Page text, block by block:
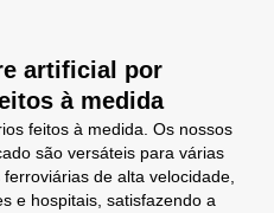
artificial por
à medida
feitos à medida. Os nossos
são versáteis para várias
de alta velocidade,
e hospitais, satisfazendo a